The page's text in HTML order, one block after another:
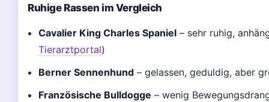
Ruhige Rassen im Vergleich
Cavalier King Charles Spaniel – sehr ruhig,
Tierarztportal)
Berner Sennenhund – gelassen, geduldig, aber
Französische Bulldogge – wenig